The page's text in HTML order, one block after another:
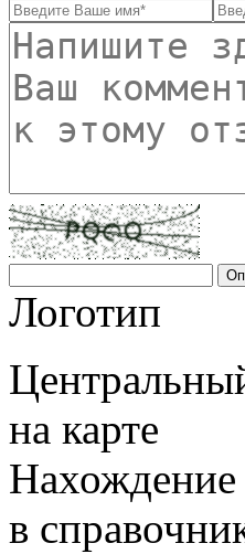
Логотип
на карте
Нахождение
в